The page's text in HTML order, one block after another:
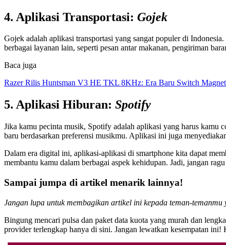
4. Aplikasi Transportasi: Gojek
Gojek adalah aplikasi transportasi yang sangat populer di
berbagai layanan lain, seperti pesan antar makanan, pengiriman
Baca juga
Razer Rilis Huntsman V3 HE TKL 8KHz: Era Baru Switch
5. Aplikasi Hiburan: Spotify
Jika kamu pecinta musik, Spotify adalah aplikasi yang harus kamu
baru berdasarkan preferensi musikmu. Aplikasi ini juga
Dalam era digital ini, aplikasi-aplikasi di smartphone kita dapat
membantu kamu dalam berbagai aspek kehidupan. Jadi, jangan
Sampai jumpa di artikel menarik lainnya!
Jangan lupa untuk membagikan artikel ini kepada teman-
Bingung mencari pulsa dan paket data kuota yang murah dan
provider terlengkap hanya di sini. Jangan lewatkan kesempatan